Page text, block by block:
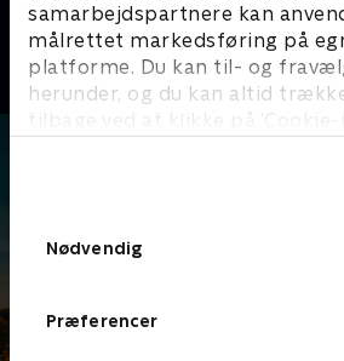
samarbejdspartnere kan
målrettet markedsføring på
platforme. Du kan til- og
herunder, og du kan altid
tilbage ved at klikke på ’Cookie-
Nødvendig
Præferencer
Pibestativ, stakit, kasket
Livsstil • 1 sæsoner